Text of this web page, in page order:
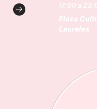
17:00 a
Plaza
Laureles